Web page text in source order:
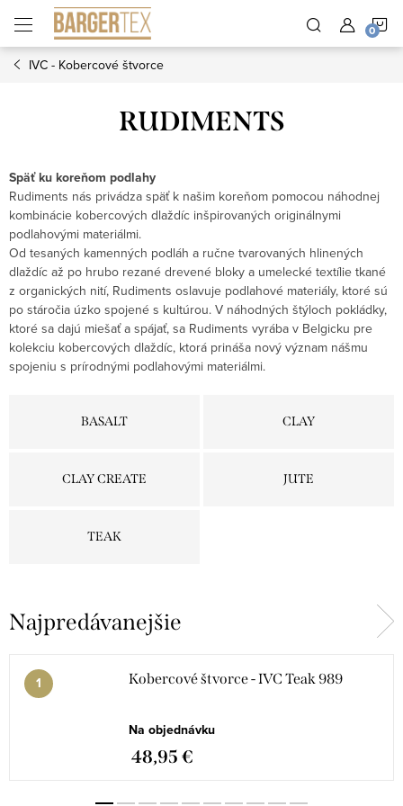
obsah
IVC - Kobercové štvorce
RUDIMENTS
Späť ku koreňom podlahy
Rudiments nás privádza späť k našim koreňom pomocou náhodnej
kombinácie kobercových dlaždíc inšpirovaných originálnymi
podlahovými materiálmi.
Od tesaných kamenných podláh a ručne tvarovaných hlinených
dlaždíc až po hrubo rezané drevené bloky a umelecké textílie tkané
z organických nití, Rudiments oslavuje podlahové materiály, ktoré sú
po stáročia úzko spojené s kultúrou. V náhodných štýloch pokládky,
ktoré sa dajú miešať a spájať, sa Rudiments vyrába v Belgicku pre
kolekciu kobercových dlaždíc, ktorá prináša nový význam nášmu
spojeniu s prírodnými podlahovými materiálmi.
BASALT CLAY
CLAY CREATE JUTE
TEAK
Najpredávanejšie
Kobercové štvorce - IVC Teak 989
Na objednávku
48,95 €